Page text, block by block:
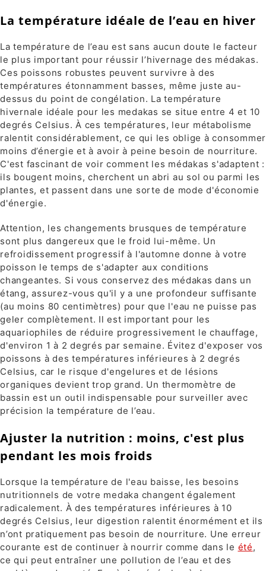
La température idéale de l’eau en hiver
La température de l’eau est sans aucun doute le facteur
le plus important pour réussir l’hivernage des médakas.
Ces poissons robustes peuvent survivre à des
températures étonnamment basses, même juste au-
dessus du point de congélation. La température
hivernale idéale pour les medakas se situe entre 4 et 10
degrés Celsius. À ces températures, leur métabolisme
ralentit considérablement, ce qui les oblige à consommer
moins d’énergie et à avoir à peine besoin de nourriture.
C'est fascinant de voir comment les médakas s'adaptent :
ils bougent moins, cherchent un abri au sol ou parmi les
plantes, et passent dans une sorte de mode d'économie
d'énergie.
Attention, les changements brusques de température
sont plus dangereux que le froid lui-même. Un
refroidissement progressif à l'automne donne à votre
poisson le temps de s'adapter aux conditions
changeantes. Si vous conservez des médakas dans un
étang, assurez-vous qu'il y a une profondeur suffisante
(au moins 80 centimètres) pour que l'eau ne puisse pas
geler complètement. Il est important pour les
aquariophiles de réduire progressivement le chauffage,
d'environ 1 à 2 degrés par semaine. Évitez d'exposer vos
poissons à des températures inférieures à 2 degrés
Celsius, car le risque d'engelures et de lésions
organiques devient trop grand. Un thermomètre de
bassin est un outil indispensable pour surveiller avec
précision la température de l’eau.
Ajuster la nutrition : moins, c'est plus
pendant les mois froids
Lorsque la température de l'eau baisse, les besoins
nutritionnels de votre medaka changent également
radicalement. À des températures inférieures à 10
degrés Celsius, leur digestion ralentit énormément et ils
n’ont pratiquement pas besoin de nourriture. Une erreur
courante est de continuer à nourrir comme dans le été,
ce qui peut entraîner une pollution de l’eau et des